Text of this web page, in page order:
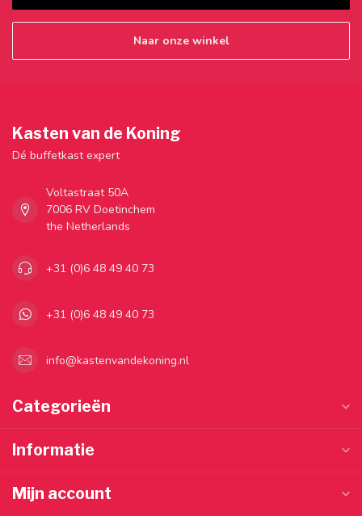
Naar onze winkel
Kasten van de Koning
Dé buffetkast expert
Voltastraat 50A
7006 RV Doetinchem
the Netherlands
+31 (0)6 48 49 40 73
+31 (0)6 48 49 40 73
info@kastenvandekoning.nl
Categorieën
Informatie
Mijn account